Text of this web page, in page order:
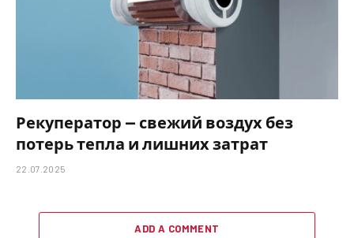
Рекуператор — свежий воздух без
потерь тепла и лишних затрат
22.07.2025
ADD A COMMENT